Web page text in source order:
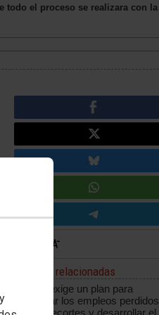
todo el proceso se realizara con la
Noticias relacionadas
CCOO exige un plan para
recuperar los empleos perdidos
por los recortes y desarrollar el